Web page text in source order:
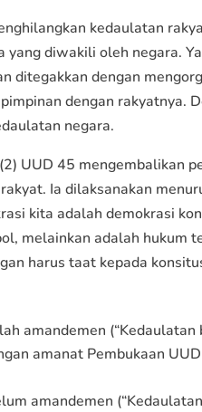
kedaulatan
yang diwakili oleh negara.
ditegakkan dengan
dengan rakyatnya.
negara.
UUD 45 mengembalikan
Ia dilaksanakan
kita adalah demokrasi
melainkan adalah hukum
harus taat kepada
amandemen
amanat Pembukaan
amandemen